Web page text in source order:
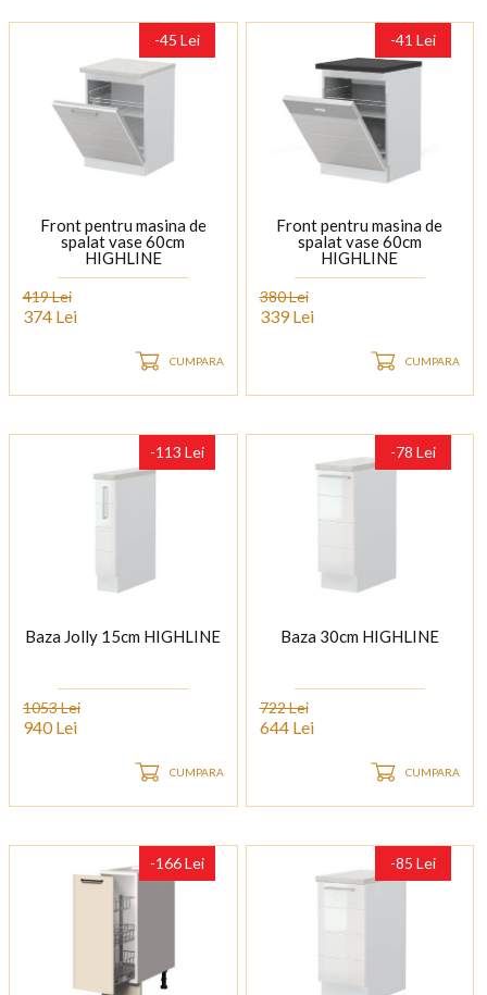
-45 Lei
Front pentru masina de
spalat vase 60cm
HIGHLINE
419 Lei
374 Lei
CUMPARA
-41 Lei
Front pentru masina de
spalat vase 60cm
HIGHLINE
380 Lei
339 Lei
CUMPARA
-113 Lei
Baza Jolly 15cm HIGHLINE
1053 Lei
940 Lei
CUMPARA
-78 Lei
Baza 30cm HIGHLINE
722 Lei
644 Lei
CUMPARA
-166 Lei -85 Lei